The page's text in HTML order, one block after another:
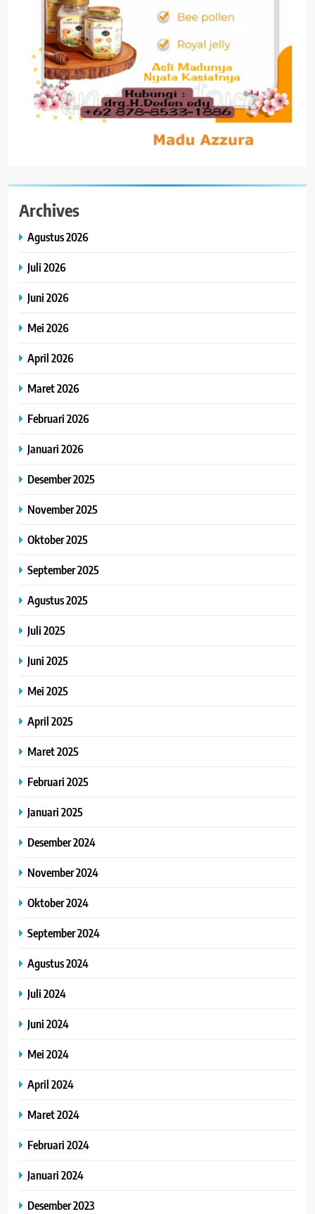
Archives
Agustus 2026
Juli 2026
Juni 2026
Mei 2026
April 2026
Maret 2026
Februari 2026
Januari 2026
Desember 2025
November 2025
Oktober 2025
September 2025
Agustus 2025
Juli 2025
Juni 2025
Mei 2025
April 2025
Maret 2025
Februari 2025
Januari 2025
Desember 2024
November 2024
Oktober 2024
September 2024
Agustus 2024
Juli 2024
Juni 2024
Mei 2024
April 2024
Maret 2024
Februari 2024
Januari 2024
Desember 2023